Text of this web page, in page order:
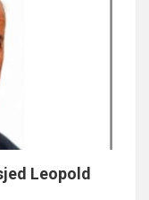
Leopold